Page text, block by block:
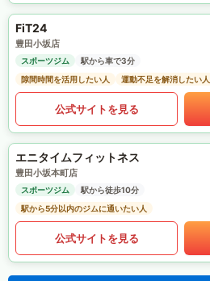
FiT24
豊田小坂店
スポーツジム
駅から車で3分
隙間時間を活用したい人
運動不足を解消したい人
公式サイトを見る
エニタイムフィットネス
豊田小坂本町店
スポーツジム
駅から徒歩10分
駅から5分以内のジムに通いたい人
公式サイトを見る